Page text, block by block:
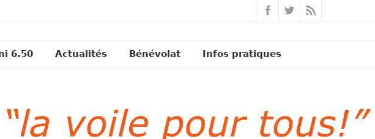
6.50 Actualités Bénévolat Infos pratiques